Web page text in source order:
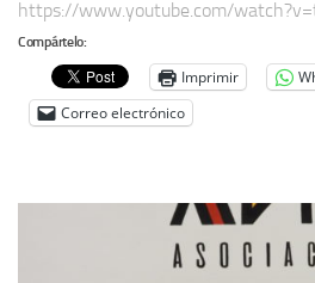
https://www.youtube.com/
Compártelo:
Imprimir
Correo electrónico